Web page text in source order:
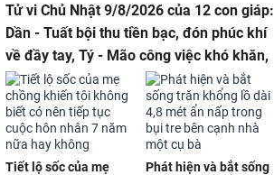
Tử vi Chủ Nhật 9/8/2026 của 12 con giáp:
Dần - Tuất bội thu tiền bạc, đón phúc khí
về đầy tay, Tý - Mão công việc khó khăn,
tiền bạc đội nón ra đi
Tiết lộ sốc của mẹ
Phát hiện và bắt sống